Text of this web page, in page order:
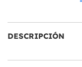
DESCRIPCIÓN